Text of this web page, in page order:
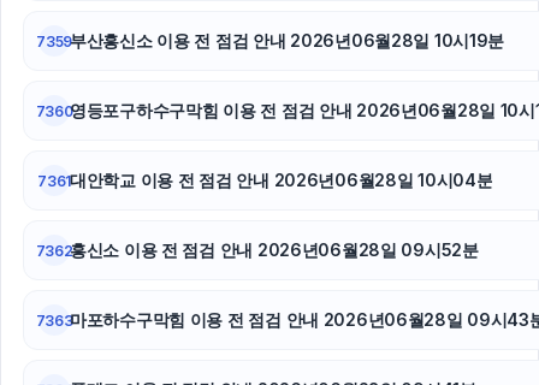
7359부산흥신소 이용 전 점검 안내 2026년06월28일 10시19분
7360영등포구하수구막힘 이용 전 점검 안내 2026년06월28일 10시
7361대안학교 이용 전 점검 안내 2026년06월28일 10시04분
7362흥신소 이용 전 점검 안내 2026년06월28일 09시52분
7363마포하수구막힘 이용 전 점검 안내 2026년06월28일 09시43